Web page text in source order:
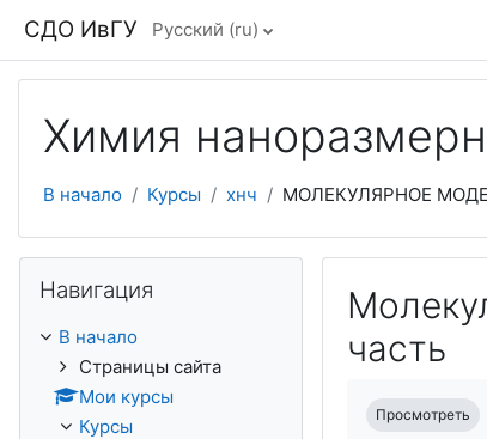
СДО ИвГУ Русский ‎(ru)‎
Химия
В начало Курсы хнч МОЛЕКУЛЯРНОЕ
часть
Просмотреть
Навигация
В начало
Страницы сайта
Мои курсы
Курсы